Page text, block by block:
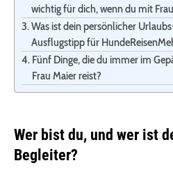
wichtig für dich, wenn du mit
Was ist dein persönlicher
Ausflugstipp für
Fünf Dinge, die du immer im
Frau Maier reist?
Wer bist du, und wer ist
Begleiter?